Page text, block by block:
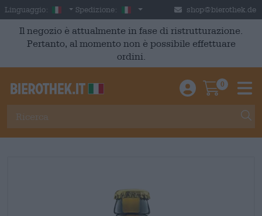
Skip to main content
Linguaggio: Italian
Spedizione: Italia shop@bierothek.de
Il negozio è attualmente in fase di ristrutturazione.
Pertanto, al momento non è possibile effettuare
ordini.
Einloggen /
0